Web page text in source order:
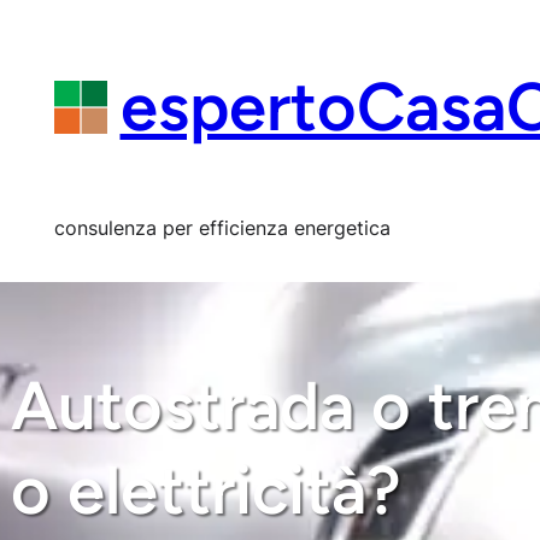
consulenza per efficienza energetica
Autostrada o
o elettricità?